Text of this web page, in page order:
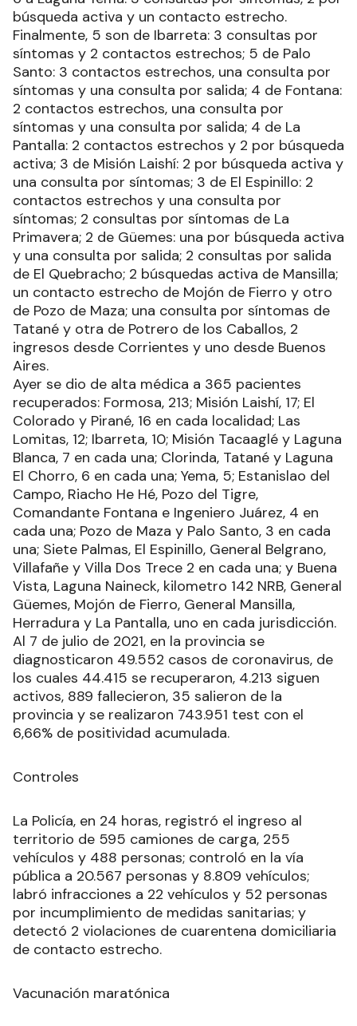
búsqueda activa y un contacto estrecho.
Finalmente, 5 son de Ibarreta: 3 consultas por
síntomas y 2 contactos estrechos; 5 de Palo
Santo: 3 contactos estrechos, una consulta por
síntomas y una consulta por salida; 4 de Fontana:
2 contactos estrechos, una consulta por
síntomas y una consulta por salida; 4 de La
Pantalla: 2 contactos estrechos y 2 por búsqueda
activa; 3 de Misión Laishí: 2 por búsqueda activa y
una consulta por síntomas; 3 de El Espinillo: 2
contactos estrechos y una consulta por
síntomas; 2 consultas por síntomas de La
Primavera; 2 de Güemes: una por búsqueda activa
y una consulta por salida; 2 consultas por salida
de El Quebracho; 2 búsquedas activa de Mansilla;
un contacto estrecho de Mojón de Fierro y otro
de Pozo de Maza; una consulta por síntomas de
Tatané y otra de Potrero de los Caballos, 2
ingresos desde Corrientes y uno desde Buenos
Aires.
Ayer se dio de alta médica a 365 pacientes
recuperados: Formosa, 213; Misión Laishí, 17; El
Colorado y Pirané, 16 en cada localidad; Las
Lomitas, 12; Ibarreta, 10; Misión Tacaaglé y Laguna
Blanca, 7 en cada una; Clorinda, Tatané y Laguna
El Chorro, 6 en cada una; Yema, 5; Estanislao del
Campo, Riacho He Hé, Pozo del Tigre,
Comandante Fontana e Ingeniero Juárez, 4 en
cada una; Pozo de Maza y Palo Santo, 3 en cada
una; Siete Palmas, El Espinillo, General Belgrano,
Villafañe y Villa Dos Trece 2 en cada una; y Buena
Vista, Laguna Naineck, kilometro 142 NRB, General
Güemes, Mojón de Fierro, General Mansilla,
Herradura y La Pantalla, uno en cada jurisdicción.
Al 7 de julio de 2021, en la provincia se
diagnosticaron 49.552 casos de coronavirus, de
los cuales 44.415 se recuperaron, 4.213 siguen
activos, 889 fallecieron, 35 salieron de la
provincia y se realizaron 743.951 test con el
6,66% de positividad acumulada.
Controles
La Policía, en 24 horas, registró el ingreso al
territorio de 595 camiones de carga, 255
vehículos y 488 personas; controló en la vía
pública a 20.567 personas y 8.809 vehículos;
labró infracciones a 22 vehículos y 52 personas
por incumplimiento de medidas sanitarias; y
detectó 2 violaciones de cuarentena domiciliaria
de contacto estrecho.
Vacunación maratónica